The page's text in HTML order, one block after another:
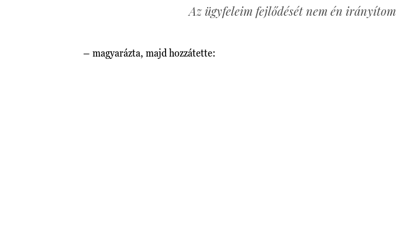
Az ügyfeleim fejlődését nem én irányítom
– magyarázta, majd hozzátette: